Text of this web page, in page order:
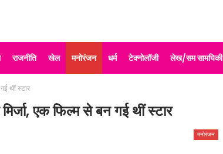
राजनीति खेल मनोरंजन धर्म टेक्नोलॉजी लेख/सम सामयिकी
थीं स्टार
एक फिल्म से बन गई थीं स्टार
मनोरंजन